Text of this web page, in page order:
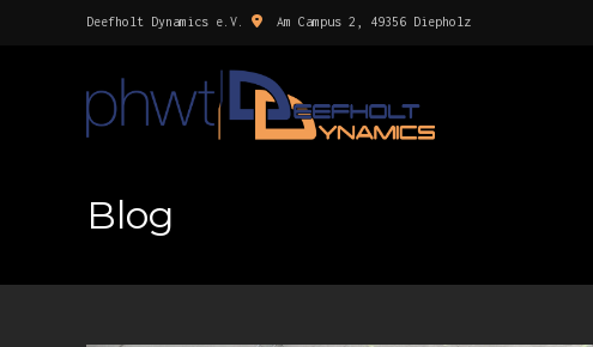
Deefholt Dynamics e.V. Am Campus 2, 49356 Diepholz
Blog